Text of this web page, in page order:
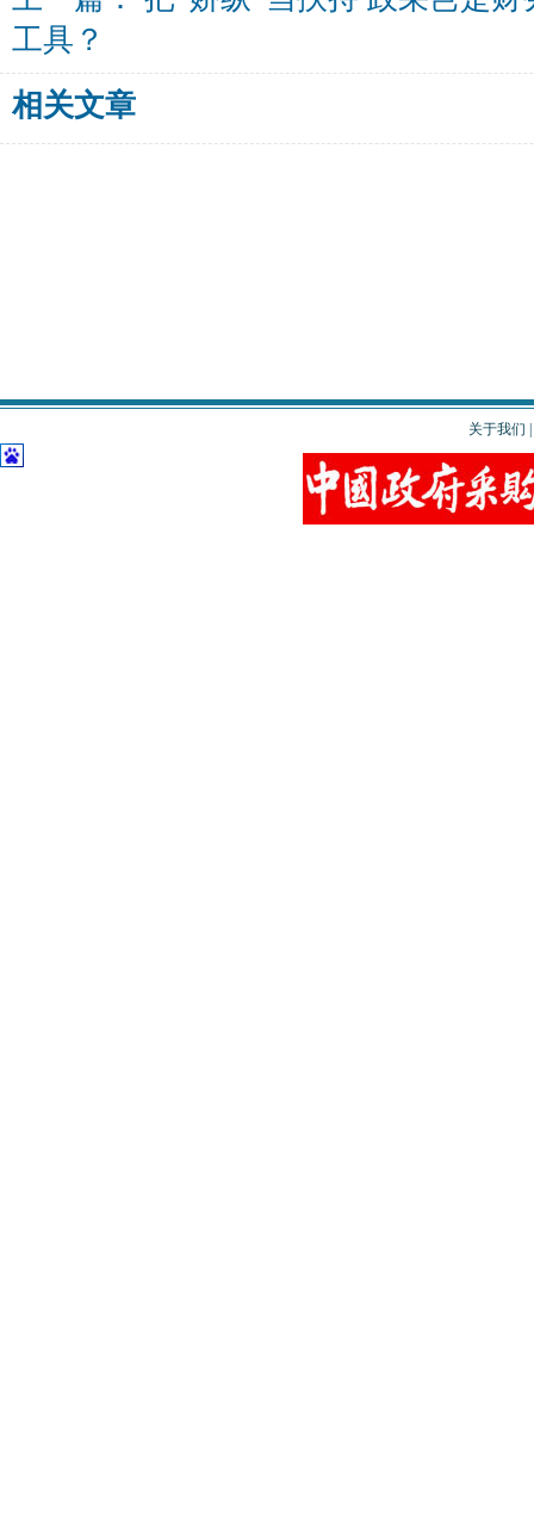
工具？
相关文章
关于我们